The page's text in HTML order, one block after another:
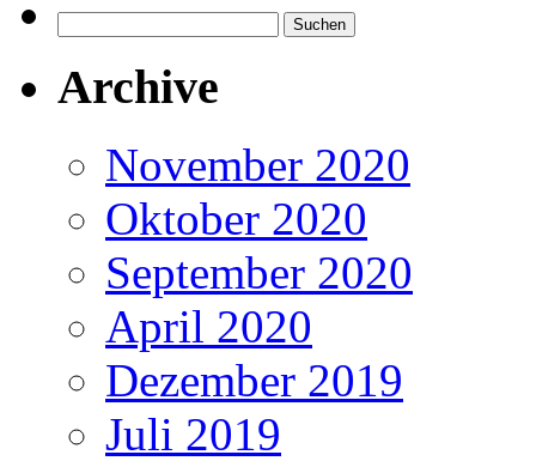
nach:
Archive
November 2020
Oktober 2020
September 2020
April 2020
Dezember 2019
Juli 2019